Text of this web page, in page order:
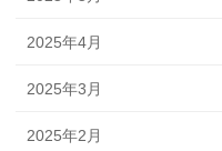
2025年4月
2025年3月
2025年2月